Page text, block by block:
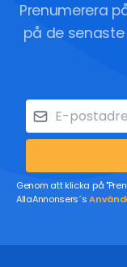
Prenumerera
på de
Genom att klicka på
AllaAnnonsers´s